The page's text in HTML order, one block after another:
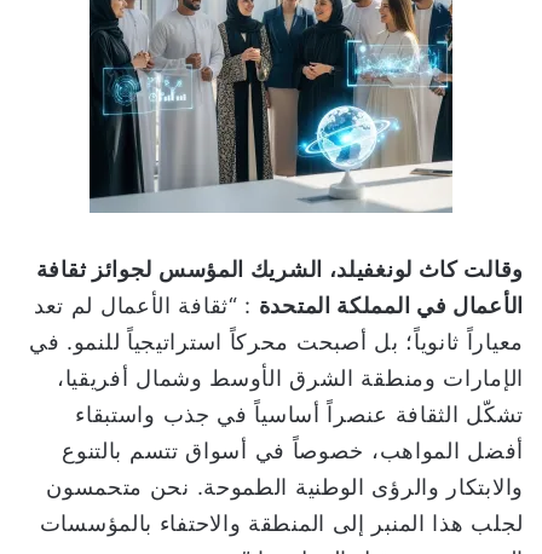
وقالت كاث لونغفيلد، الشريك المؤسس لجوائز ثقافة
الأعمال في المملكة المتحدة : “ثقافة الأعمال لم تعد
معياراً ثانوياً؛ بل أصبحت محركاً استراتيجياً للنمو. في
الإمارات ومنطقة الشرق الأوسط وشمال أفريقيا،
تشكّل الثقافة عنصراً أساسياً في جذب واستبقاء
أفضل المواهب، خصوصاً في أسواق تتسم بالتنوع
والابتكار والرؤى الوطنية الطموحة. نحن متحمسون
لجلب هذا المنبر إلى المنطقة والاحتفاء بالمؤسسات